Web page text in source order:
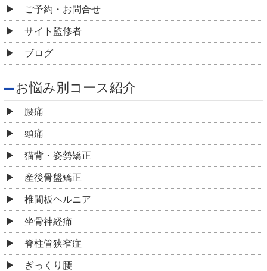
ご予約・お問合せ
サイト監修者
ブログ
お悩み別コース紹介
腰痛
頭痛
猫背・姿勢矯正
産後骨盤矯正
椎間板ヘルニア
坐骨神経痛
脊柱管狭窄症
ぎっくり腰